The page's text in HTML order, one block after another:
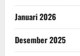
Januari 2026
Desember 2025